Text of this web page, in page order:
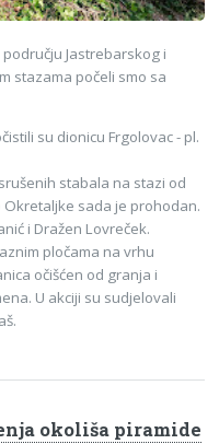
Jastrebarskog i
stazama počeli smo sa
su dionicu Frgolovac - pl.
stabala na stazi od
sada je prohodan.
i Dražen Lovreček.
pločama na vrhu
očišćen od granja i
U akciji su sudjelovali
okoliša piramide